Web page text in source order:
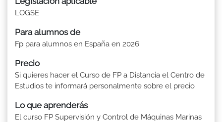
LOGSE
Para alumnos de
Fp para alumnos en España en 2026
Precio
Si quieres hacer el Curso de FP a Distancia el Centro de
Estudios te informará personalmente sobre el precio
Lo que aprenderás
El curso FP Supervisión y Control de Máquinas Marinas